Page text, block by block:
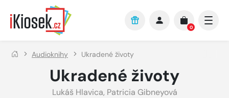
Přejít na hlavní obsah
0
Audioknihy Ukradené životy
Ukradené životy
Lukáš Hlavica, Patricia Gibneyová